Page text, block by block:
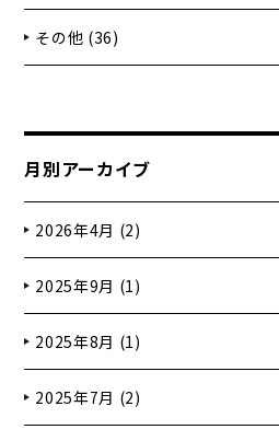
その他 (36)
月別アーカイブ
2026年4月 (2)
2025年9月 (1)
2025年8月 (1)
2025年7月 (2)